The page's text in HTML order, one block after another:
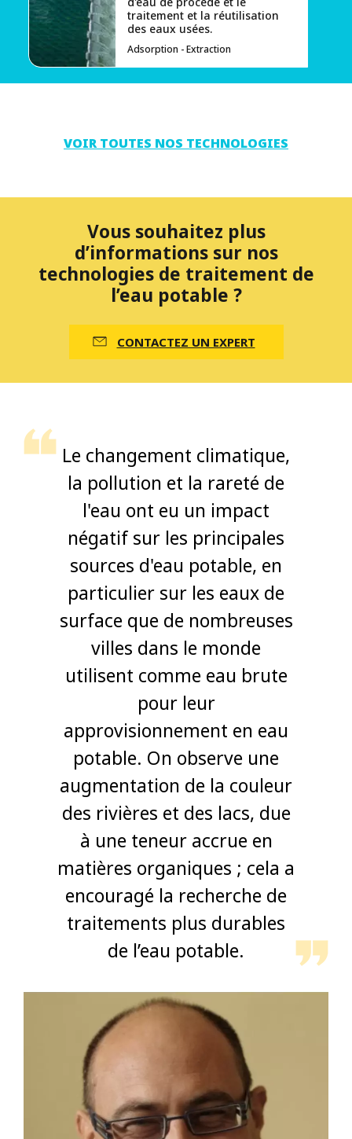
traitement et la réutilisation
des eaux usées.
Adsorption - Extraction
VOIR TOUTES NOS TECHNOLOGIES
Vous souhaitez plus
d’informations sur nos
technologies de traitement de
l’eau potable ?
CONTACTEZ UN EXPERT
Le changement climatique,
la pollution et la rareté de
l'eau ont eu un impact
négatif sur les principales
sources d'eau potable, en
particulier sur les eaux de
surface que de nombreuses
villes dans le monde
utilisent comme eau brute
pour leur
approvisionnement en eau
potable. On observe une
augmentation de la couleur
des rivières et des lacs, due
à une teneur accrue en
matières organiques ; cela a
encouragé la recherche de
traitements plus durables
de l’eau potable.